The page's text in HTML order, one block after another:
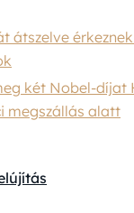
átszelve
két Nobel-díjat
megszállás alatt